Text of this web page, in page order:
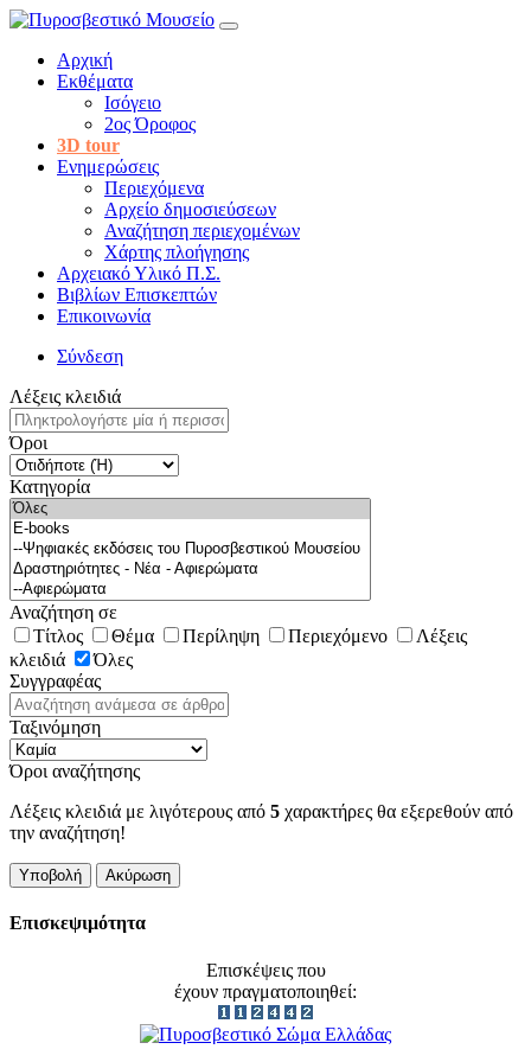
Αρχική
Εκθέματα
Ισόγειο
2ος Όροφος
3D tour
Ενημερώσεις
Περιεχόμενα
Αρχείο δημοσιεύσεων
Αναζήτηση περιεχομένων
Χάρτης πλοήγησης
Αρχειακό Υλικό Π.Σ.
Βιβλίων Επισκεπτών
Επικοινωνία
Σύνδεση
Λέξεις κλειδιά
Όροι
Κατηγορία
Αναζήτηση σε
Τίτλος
Θέμα Περίληψη Περιεχόμενο
Λέξεις
κλειδιά
Όλες
Συγγραφέας
Ταξινόμηση
Όροι αναζήτησης
Λέξεις κλειδιά με λιγότερους από 5 χαρακτήρες θα εξερεθούν από
την αναζήτηση!
Υποβολή Ακύρωση
Επισκεψιμότητα
Επισκέψεις που
έχουν πραγματοποιηθεί: